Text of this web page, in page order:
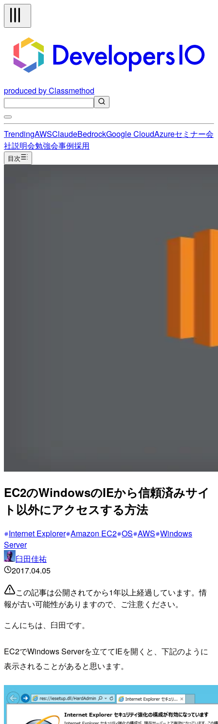
produced by Classmethod
TrendingAWSClaudeBedrockGoogle CloudAzureセミナー会
社説明会勉強会事例採用
目次
EC2のWindowsのIEから信頼済みサイ
ト以外にアクセスする方法
Internet Explorer Amazon EC2 OS AWS Windows
Server
臼田佳祐
2017.04.05
この記事は公開されてから1年以上経過しています。情
報が古い可能性がありますので、ご注意ください。
こんにちは、臼田です。
EC2でWindows Serverを立ててIEを開くと、下記のように
表示されることがあると思います。